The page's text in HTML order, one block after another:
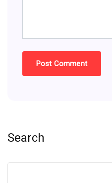
Search